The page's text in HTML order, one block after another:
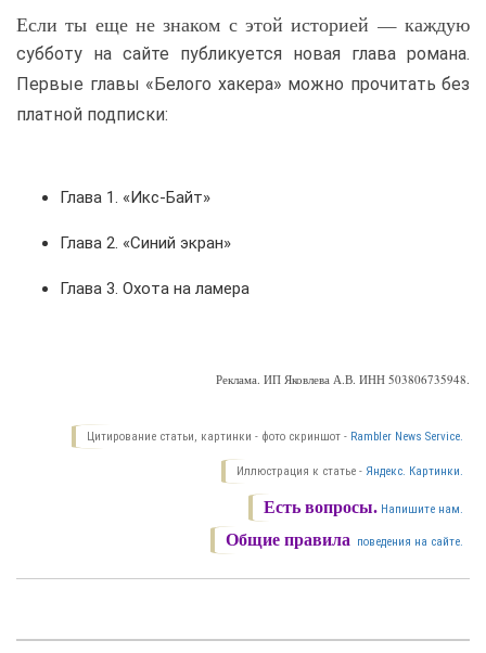
Если ты еще не знаком с этой историей — каждую
субботу на сайте публикуется новая глава романа.
Первые главы «Белого хакера» можно прочитать без
платной подписки:
Глава 1. «Икс-Байт»
Глава 2. «Синий экран»
Глава 3. Охота на ламера
Реклама. ИП Яковлева А.В. ИНН 503806735948.
Цитирование статьи, картинки - фото скриншот - Rambler News Service.
Иллюстрация к статье - Яндекс. Картинки.
Есть вопросы. Напишите нам.
Общие правила поведения на сайте.